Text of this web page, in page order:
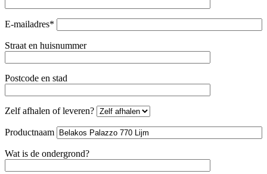
E-mailadres*
Straat en huisnummer
Postcode en stad
Zelf afhalen of leveren?
Productnaam
Wat is de ondergrond?